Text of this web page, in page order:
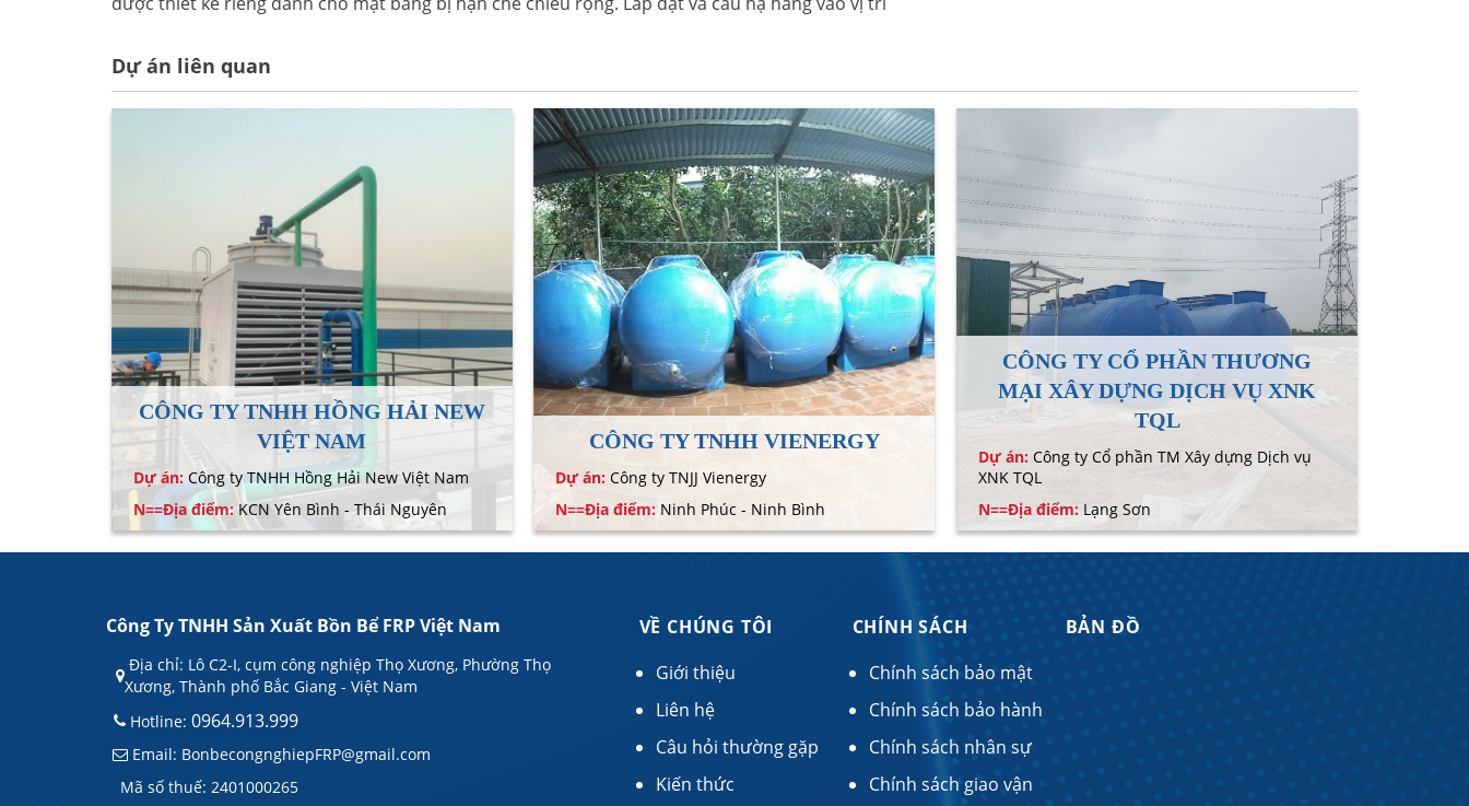
Dự án liên quan
CÔNG TY TNHH HỒNG HẢI NEW
VIỆT NAM
Dự án:Công ty TNHH Hồng Hải New Việt Nam
N==Địa điểm:KCN Yên Bình - Thái Nguyên
CÔNG TY TNHH VIENERGY
Dự án: Công ty TNJJ Vienergy
N==Địa điểm: Ninh Phúc - Ninh Bình
CÔNG TY CỔ PHẦN THƯƠNG
MẠI XÂY DỰNG DỊCH VỤ XNK
TQL
Dự án: Công ty Cổ phần TM Xây dựng Dịch vụ
XNK TQL
N==Địa điểm: Lạng Sơn
Công Ty TNHH Sản Xuất Bồn Bể FRP Việt Nam
Địa chỉ: Lô C2-I, cụm công nghiệp Thọ Xương, Phường Thọ
Xương, Thành phố Bắc Giang - Việt Nam
Hotline: 0964.913.999
Email: BonbecongnghiepFRP@gmail.com
Mã số thuế: 2401000265
VỀ CHÚNG TÔI
Giới thiệu
Liên hệ
Câu hỏi thường gặp
Kiến thức
CHÍNH SÁCH
Chính sách bảo mật
Chính sách bảo hành
Chính sách nhân sự
Chính sách giao vận
BẢN ĐỒ